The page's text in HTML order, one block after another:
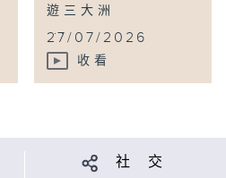
遊三大洲
...
27/07/2026
收看
社 交